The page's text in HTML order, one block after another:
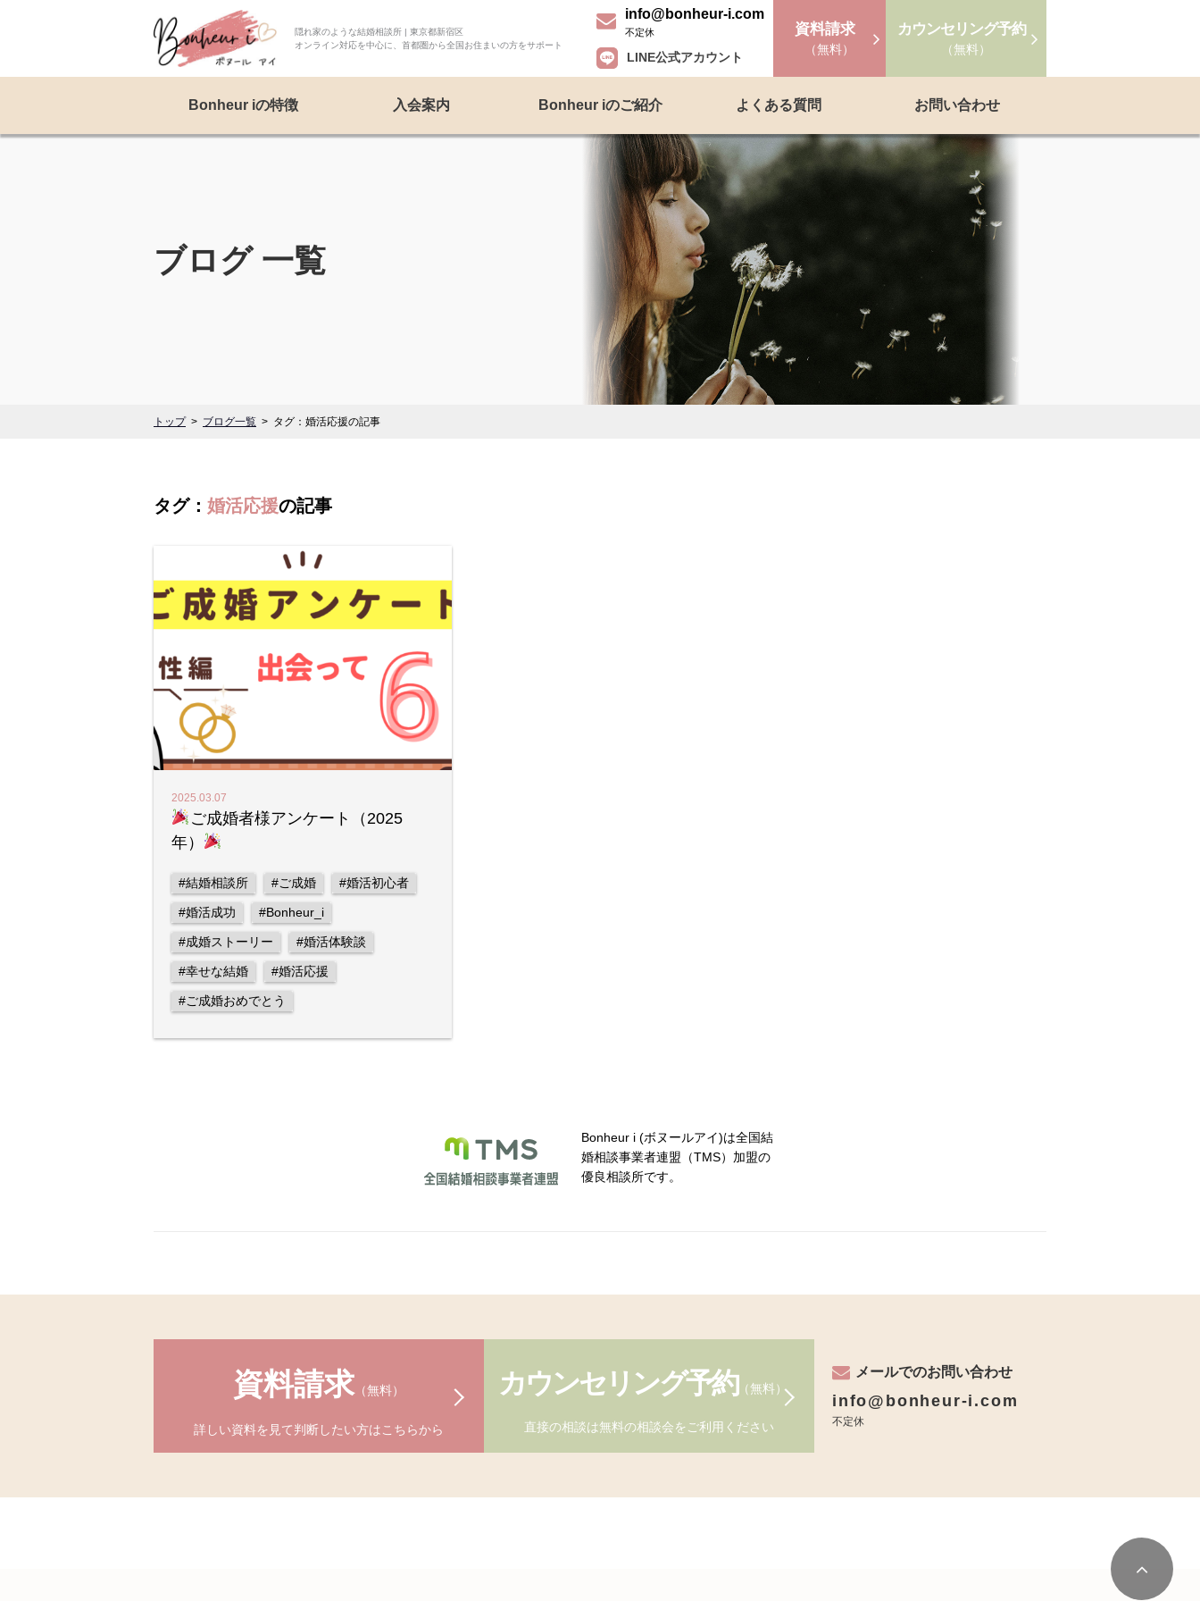
隠れ家のような結婚相談所 | 東京都新宿区
オンライン対応を中心に、首都圏から全国お住まいの方をサポート
info@bonheur-i.com
不定休
LINE公式アカウント
資料請求
（無料）
カウンセリング予約
（無料）
Bonheur iの特徴 入会案内 Bonheur iのご紹介 よくある質問 お問い合わせ
ブログ 一覧
トップ ブログ一覧 タグ：婚活応援の記事
タグ： 婚活応援の記事
2025.03.07
ご成婚者様アンケート（2025
年）
#結婚相談所 #ご成婚 #婚活初心者
#婚活成功 #Bonheur_i
#成婚ストーリー #婚活体験談
#幸せな結婚 #婚活応援
#ご成婚おめでとう
Bonheur i (ボヌールアイ)は全国結
婚相談事業者連盟（TMS）加盟の
優良相談所です。
資料請求（無料）
詳しい資料を見て判断したい方はこちらから
カウンセリング予約 （無料）
直接の相談は無料の相談会をご利用ください
メールでのお問い合わせ
info@bonheur-i.com
不定休